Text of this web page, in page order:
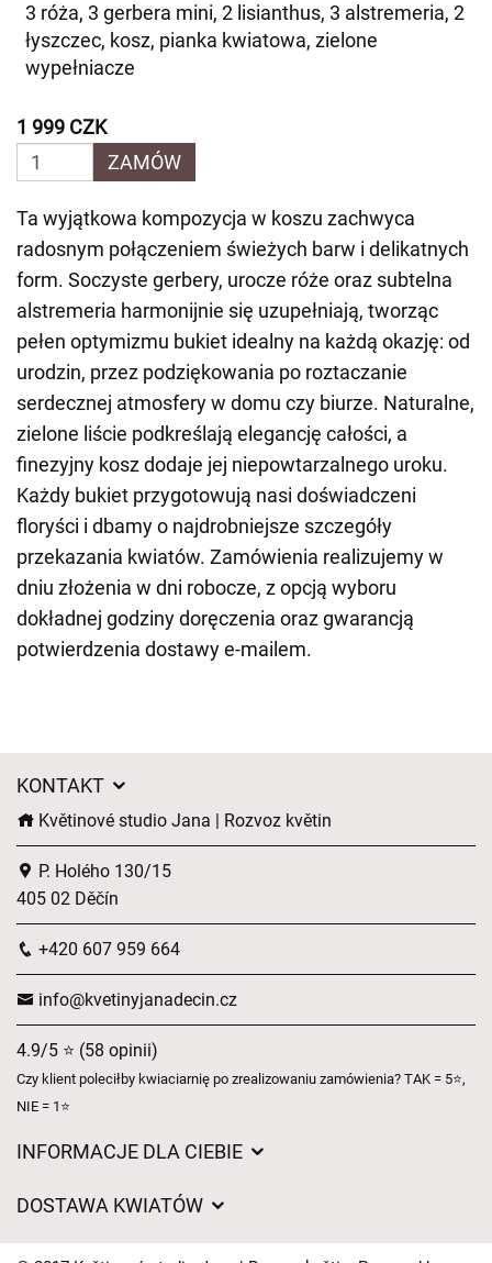
3 róża, 3 gerbera mini, 2 lisianthus, 3 alstremeria, 2
łyszczec, kosz, pianka kwiatowa, zielone
wypełniacze
1 999 CZK
ZAMÓW
Ta wyjątkowa kompozycja w koszu zachwyca
radosnym połączeniem świeżych barw i delikatnych
form. Soczyste gerbery, urocze róże oraz subtelna
alstremeria harmonijnie się uzupełniają, tworząc
pełen optymizmu bukiet idealny na każdą okazję: od
urodzin, przez podziękowania po roztaczanie
serdecznej atmosfery w domu czy biurze. Naturalne,
zielone liście podkreślają elegancję całości, a
finezyjny kosz dodaje jej niepowtarzalnego uroku.
Każdy bukiet przygotowują nasi doświadczeni
floryści i dbamy o najdrobniejsze szczegóły
przekazania kwiatów. Zamówienia realizujemy w
dniu złożenia w dni robocze, z opcją wyboru
dokładnej godziny doręczenia oraz gwarancją
potwierdzenia dostawy e-mailem.
KONTAKT
Květinové studio Jana | Rozvoz květin
P. Holého 130/15
405 02 Děčín
+420 607 959 664
info@kvetinyjanadecin.cz
4.9/5 ⭐ (58 opinii)
Czy klient poleciłby kwiaciarnię po zrealizowaniu zamówienia? TAK = 5⭐,
NIE = 1⭐
INFORMACJE DLA CIEBIE
DOSTAWA KWIATÓW